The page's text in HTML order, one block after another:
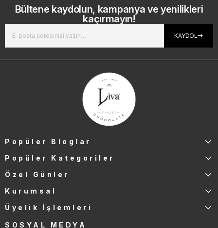
Bültene kaydolun, kampanya ve yenilikleri
kaçırmayın!
KAYDOL
Popüler Bloglar
Popüler Kategoriler
Özel Günler
Kurumsal
Üyelik İşlemleri
SOSYAL MEDYA